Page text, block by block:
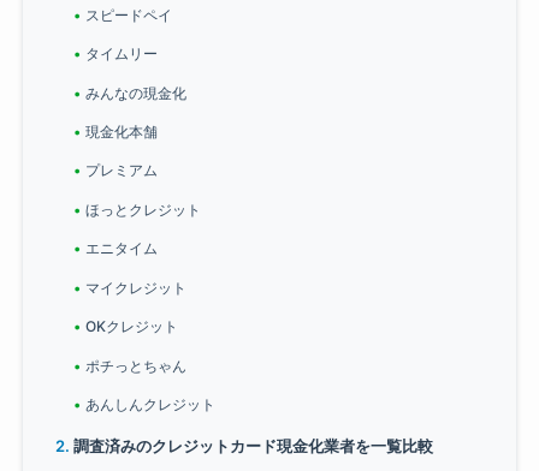
スピードペイ
タイムリー
みんなの現金化
現金化本舗
プレミアム
ほっとクレジット
エニタイム
マイクレジット
OKクレジット
ポチっとちゃん
あんしんクレジット
調査済みのクレジットカード現金化業者を一覧比較